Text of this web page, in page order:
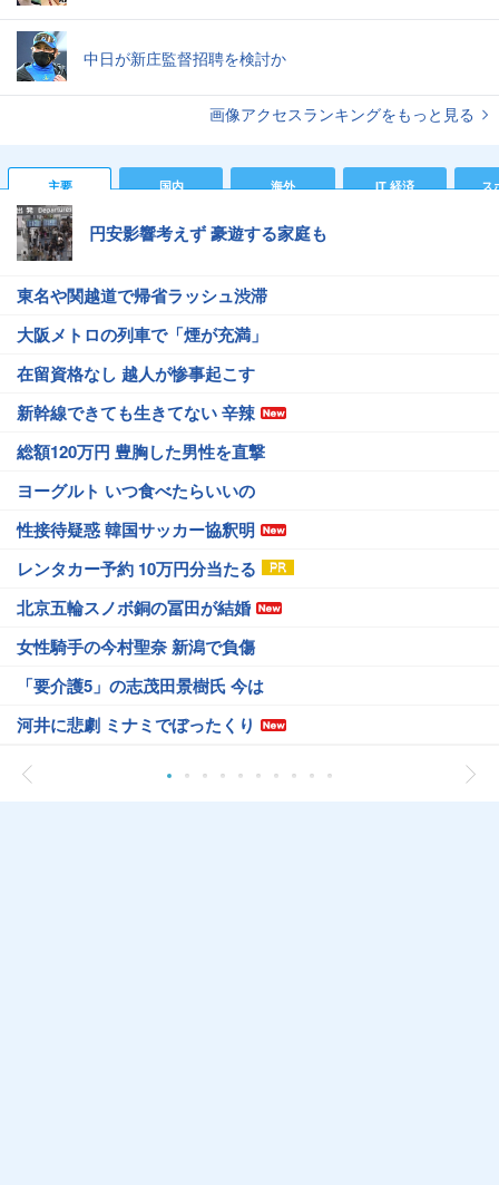
中日が新庄監督招聘を検討か
画像アクセスランキングをもっと見る
主要 国内 海外 IT 経済 ス
円安影響考えず 豪遊する家庭も
東名や関越道で帰省ラッシュ渋滞
大阪メトロの列車で「煙が充満」
在留資格なし 越人が惨事起こす
新幹線できても生きてない 辛辣
総額120万円 豊胸した男性を直撃
ヨーグルト いつ食べたらいいの
性接待疑惑 韓国サッカー協釈明
レンタカー予約 10万円分当たる
北京五輪スノボ銅の冨田が結婚
女性騎手の今村聖奈 新潟で負傷
「要介護5」の志茂田景樹氏 今は
河井に悲劇 ミナミでぼったくり